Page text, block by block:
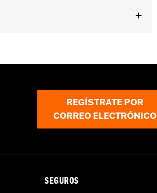
REGÍSTRATE POR
CORREO ELECTRÓNICO
SEGUROS